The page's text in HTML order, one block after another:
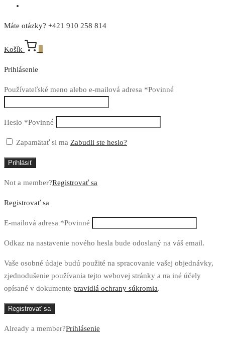
Máte otázky? +421 910 258 814
Košík
Prihlásenie
Používateľské meno alebo e-mailová adresa *Povinné
Heslo *Povinné
Zapamätať si ma Zabudli ste heslo?
Prihlásiť
Not a member?Registrovať sa
Registrovať sa
E-mailová adresa *Povinné
Odkaz na nastavenie nového hesla bude odoslaný na váš email.
Vaše osobné údaje budú použité na spracovanie vašej objednávky,
zjednodušenie používania tejto webovej stránky a na iné účely
opísané v dokumente pravidlá ochrany súkromia.
Registrovať sa
Already a member?Prihlásenie